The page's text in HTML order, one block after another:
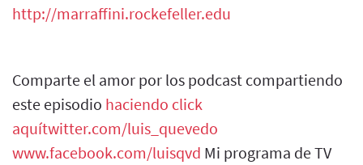
http://marraffini.rockefeller.edu
Comparte el amor por los podcast compartiendo
este episodio haciendo click
aquítwitter.com/luis_quevedo
www.facebook.com/luisqvd Mi programa de TV